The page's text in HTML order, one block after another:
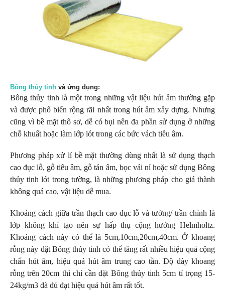
Bông thủy tinh và ứng dụng:
Bông thủy tinh là một trong những vật liệu hút âm thường gặp
và được phổ biến rộng rãi nhất trong hút âm xây dựng. Nhưng
cũng vì bề mặt thô sơ, dễ có bụi nên đa phần sử dụng ở những
chỗ khuất hoặc làm lớp lót trong các bức vách tiêu âm.
Phương pháp xử lí bề mặt thường dùng nhất là sử dụng thạch
cao đục lỗ, gỗ tiêu âm, gỗ tán âm, bọc vải nỉ hoặc sử dụng Bông
thủy tinh lót trong tường, là những phương pháp cho giá thành
không quá cao, vật liệu dễ mua.
Khoảng cách giữa trần thạch cao đục lỗ và tường/ trần chính là
lớp không khí tạo nên sự hấp thụ cộng hưởng Helmholtz.
Khoảng cách này có thể là 5cm,10cm,20cm,40cm. Ở khoang
rỗng này đặt Bông thủy tinh có thể tăng rất nhiều hiệu quả cộng
chấn hút âm, hiệu quả hút âm trung cao tần. Độ dày khoang
rỗng trên 20cm thì chỉ cần đặt Bông thủy tinh 5cm tỉ trọng 15-
24kg/m3 đã đủ đạt hiệu quả hút âm rất tốt.